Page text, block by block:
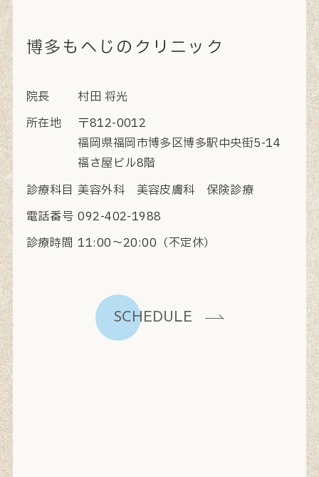
博多もへじのクリニック
院長
村田 将光
所在地
〒812-0012
福岡県福岡市博多区博多駅中央街5-14
福さ屋ビル8階
診療科目 美容外科 美容皮膚科 保険診療
電話番号 092-402-1988
診療時間 11:00〜20:00（不定休）
SCHEDULE